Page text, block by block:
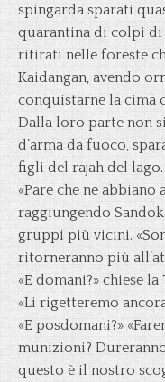
spingarda sparati
quarantina di colpi di
ritirati nelle foreste
Kaidangan, avendo
conquistarne la cima
Dalla loro parte non
d’arma da fuoco,
figli del rajah del lago.
«Pare che ne abbiano
raggiungendo
gruppi più vicini.
ritorneranno più
«E domani?» chiese
«Li rigetteremo
«E posdomani?»
munizioni?
questo è il nostro